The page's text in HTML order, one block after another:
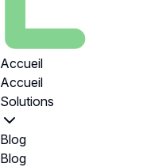
Accueil
Accueil
Solutions
Blog
Blog